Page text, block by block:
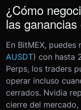
¿Cómo
las
En BitMEX,
AUSDT) con hasta
Perps, los traders
operar incluso
cerrados. Nvidia
cierre del